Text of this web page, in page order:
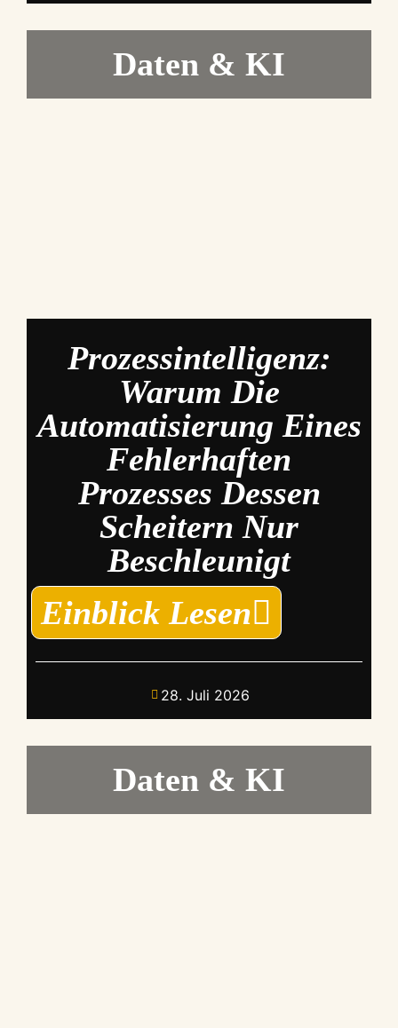
Daten & KI
Prozessintelligenz:
Warum Die
Automatisierung Eines
Fehlerhaften
Prozesses Dessen
Scheitern Nur
Beschleunigt
Einblick Lesen
28. Juli 2026
Daten & KI